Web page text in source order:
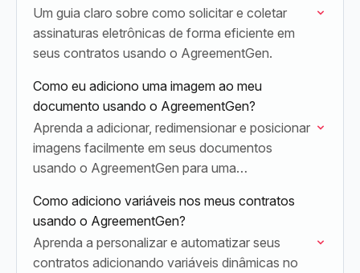
Um guia claro sobre como solicitar e coletar
assinaturas eletrônicas de forma eficiente em
seus contratos usando o AgreementGen.
Como eu adiciono uma imagem ao meu
documento usando o AgreementGen?
Aprenda a adicionar, redimensionar e posicionar
imagens facilmente em seus documentos
usando o AgreementGen para uma
Como adiciono variáveis nos meus contratos
usando o AgreementGen?
Aprenda a personalizar e automatizar seus
contratos adicionando variáveis dinâmicas no